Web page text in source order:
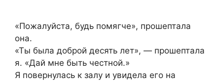
«Пожалуйста, будь помягче», прошептала
она.
«Ты была доброй десять лет», — прошептала
я. «Дай мне быть честной.»
Я повернулась к залу и увидела его на